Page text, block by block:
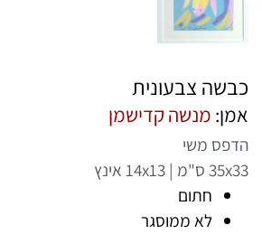
כבשה צבעונית
אמן: מנשה קדישמן
הדפס משי
35x33 ס"מ | 14x13 אינץ
חתום
לא ממוסגר